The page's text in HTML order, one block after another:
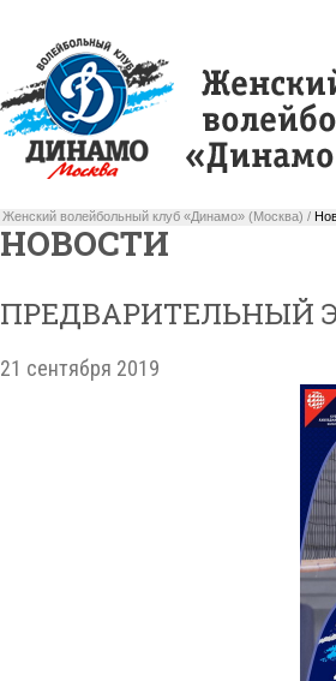
Женский волейбольный клуб «Динамо» (Москва) /
НОВОСТИ
ПРЕДВАРИТЕЛЬНЫЙ
21 сентября 2019